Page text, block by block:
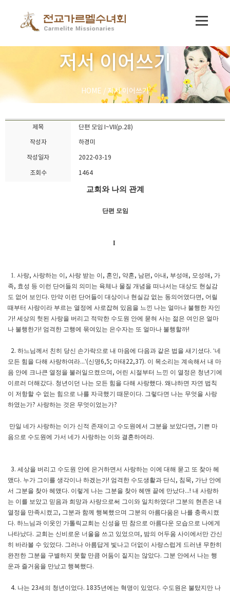
저서 이어쓰기
HOME / 저서 이어쓰기
제목 단편 모임 I~VII(p.28)
작성자 하경미
작성일자 2022-03-19
조회수 1464
교회와 나의 관계
단편 모임
I
1. 사랑, 사랑하는 이 , 사랑 받는 이 , 혼인 , 약혼, 남편 , 아내 , 부성애 , 모성애 , 가
족, 효성 등 이런 단어들의 의미는 육체나 물질 개념을 떠나서는 대상도 현실감
도 없어 보인다. 만약 이런 단어들이 대상이나 현실감 없는 동의어였다면 , 어릴
때부터 사랑이라 부르는 열정에 사로잡혀 있음을 느낀 나는 얼마나 불행한 자인
가! 세상의 헛된 사랑을 버리고 적막한 수도원 안에 묻혀 사는 젊은 여인은 얼마
나 불행한가! 엄격한 고행에 묶여있는 은수자는 또 얼마나 불행할까!
2. 하느님께서 친히 당신 손가락으로 내 마음에 다음과 같은 법을 새기셨다. ‘네
모든 힘을 다해 사랑하여라...’(신명6,5; 마태22,37). 이 목소리는 계속해서 내 마
음 안에 크나큰 열정을 불러일으켰으며 , 어린 시절부터 느낀 이 열정은 청년기에
이르러 더해갔다. 청년이던 나는 모든 힘을 다해 사랑했다. 왜냐하면 자연 법칙
이 저항할 수 없는 힘으로 나를 자극했기 때문이다. 그렇다면 나는 무엇을 사랑
하였는가? 사랑하는 것은 무엇이었는가?
만일 네가 사랑하는 이가 신적 존재이고 수도원에서 그분을 보았다면 , 기쁜 마
음으로 수도원에 가서 네가 사랑하는 이와 결혼하여라.
3. 세상을 버리고 수도원 안에 은거하면서 사랑하는 이에 대해 묻고 또 찾아 헤
맸다. 누가 그이를 생각이나 하겠는가! 엄격한 수도생활과 단식 , 침묵, 가난 안에
서 그분을 찾아 헤맸다. 이렇게 나는 그분을 찾아 헤맨 끝에 만났다...! 내 사랑하
는 이를 보았고 믿음과 희망과 사랑으로써 그이와 일치하였다! 그분의 현존은 내
열정을 만족시켰고, 그분과 함께 행복했으며 그분의 아름다움은 나를 충족시켰
다. 하느님과 이웃인 가톨릭교회는 신성을 띤 참으로 아름다운 모습으로 나에게
나타났다. 교회는 신비로운 너울을 쓰고 있었으며 , 밤의 어두움 사이에서만 간신
히 바라볼 수 있었다. 그러나 아름답게 빛나고 더없이 사랑스럽게 드러낸 무한히
완전한 그분을 구별하지 못할 만큼 어둠이 짙지는 않았다. 그분 안에서 나는 행
운과 즐거움을 만났고 행복했다.
4. 나는 23세의 청년이었다. 1835년에는 혁명이 있었다. 수도원은 불탔지만 나